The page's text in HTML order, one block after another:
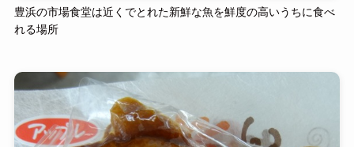
豊浜の市場食堂は近くでとれた新鮮な魚を鮮度の高いうちに食べ
れる場所